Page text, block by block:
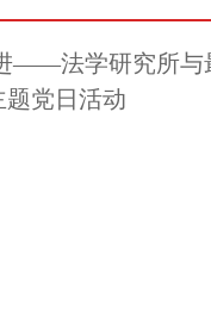
——法学研究所与
题党日活动